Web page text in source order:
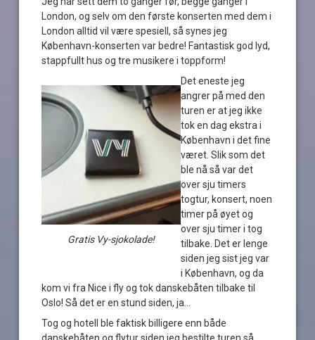
London, og selv om den første konserten med dem i
London alltid vil være spesiell, så synes jeg
København-konserten var bedre! Fantastisk god lyd,
stappfullt hus og tre musikere i toppform!
Gratis Vy-sjokolade!
Det eneste jeg
angrer på med den
turen er at jeg ikke
tok en dag ekstra i
København i det fine
været. Slik som det
ble nå så var det
over sju timers
togtur, konsert, noen
timer på øyet og
over sju timer i tog
tilbake. Det er lenge
siden jeg sist jeg var
i København, og da
kom vi fra Nice i fly og tok danskebåten tilbake til
Oslo! Så det er en stund siden, ja…
Tog og hotell ble faktisk billigere enn både